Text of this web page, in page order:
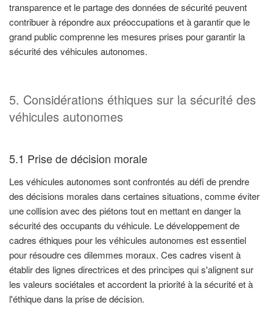
transparence et le partage des données de sécurité peuvent
contribuer à répondre aux préoccupations et à garantir que le
grand public comprenne les mesures prises pour garantir la
sécurité des véhicules autonomes.
5. Considérations éthiques sur la sécurité des
véhicules autonomes
5.1 Prise de décision morale
Les véhicules autonomes sont confrontés au défi de prendre
des décisions morales dans certaines situations, comme éviter
une collision avec des piétons tout en mettant en danger la
sécurité des occupants du véhicule. Le développement de
cadres éthiques pour les véhicules autonomes est essentiel
pour résoudre ces dilemmes moraux. Ces cadres visent à
établir des lignes directrices et des principes qui s'alignent sur
les valeurs sociétales et accordent la priorité à la sécurité et à
l'éthique dans la prise de décision.